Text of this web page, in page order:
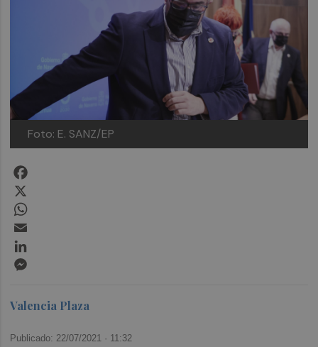
Foto: E. SANZ/EP
Valencia Plaza
Publicado: 22/07/2021 · 11:32